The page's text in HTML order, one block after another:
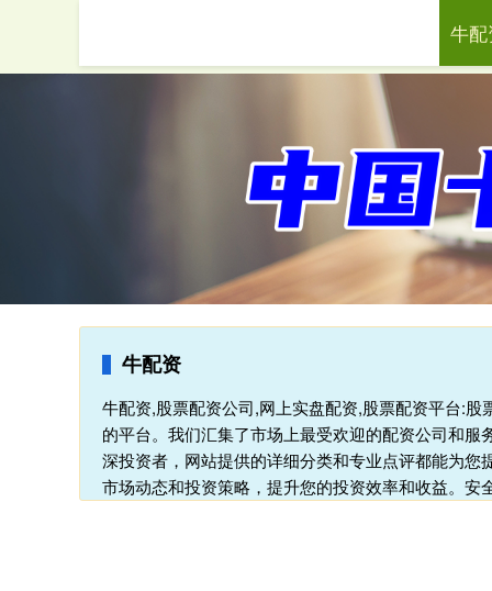
牛配资
牛配资,股票配资公司,网上实盘配资,股票配资平台:
的平台。我们汇集了市场上最受欢迎的配资公司和
深投资者，网站提供的详细分类和专业点评都能为
市场动态和投资策略，提升您的投资效率和收益。
牛